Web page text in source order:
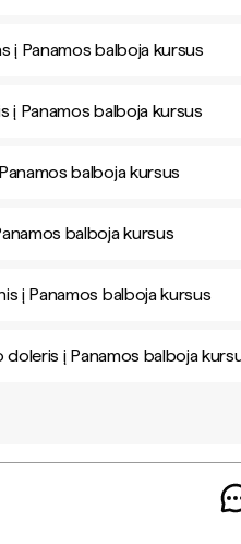
į Panamos balboja kursus
į Panamos balboja kursus
balboja kursus
balboja kursus
į Panamos balboja kursus
doleris į Panamos balboja